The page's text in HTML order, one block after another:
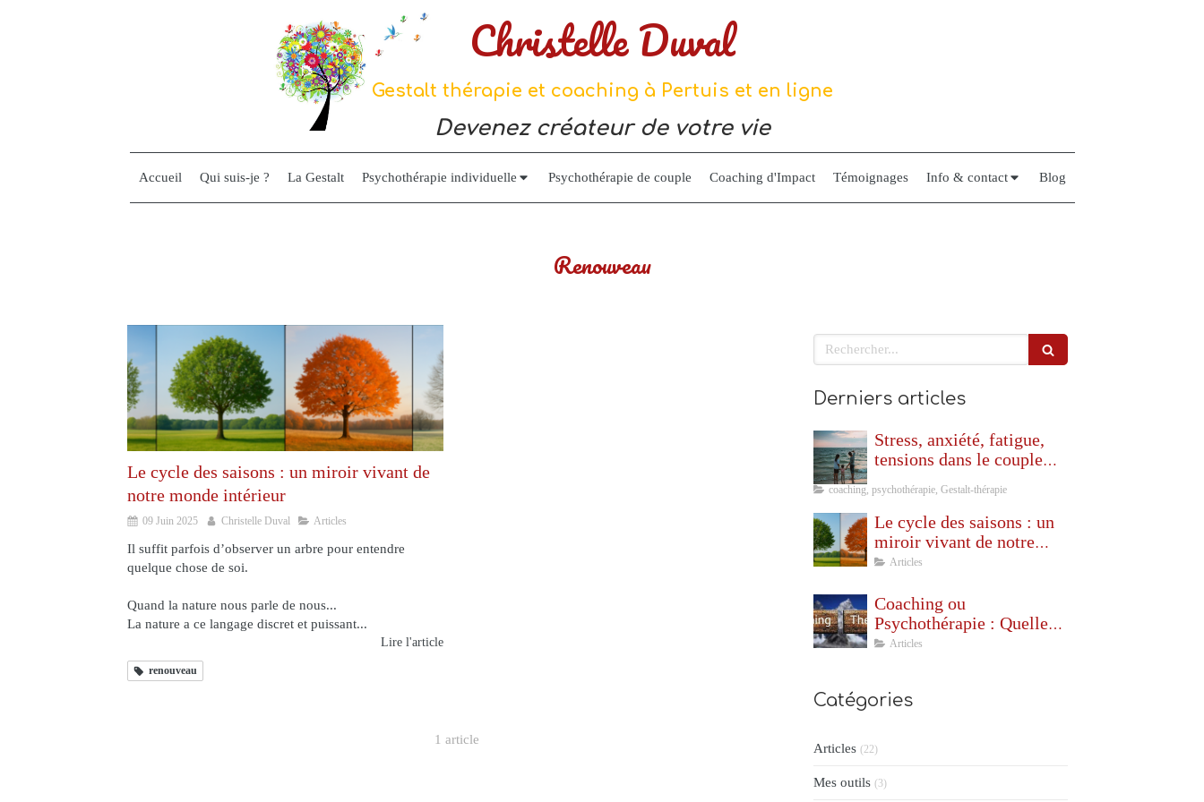
Christelle Duval
Gestalt thérapie et coaching à Pertuis et en ligne
Devenez créateur de votre vie
Accueil Qui suis-je ? La Gestalt Psychothérapie individuelle Psychothérapie de couple Coaching d'Impact Témoignages Info & contact Blog
Renouveau
Le cycle des saisons : un miroir vivant de
notre monde intérieur
09 Juin 2025 Christelle Duval Articles
Il suffit parfois d’observer un arbre pour entendre
quelque chose de soi.
Quand la nature nous parle de nous...
La nature a ce langage discret et puissant...
Lire l'article
renouveau
1 article
Rechercher
Derniers articles
Stress, anxiété, fatigue,
tensions dans le couple…
sont pas toujours
synonymes de repos ?
coaching, psychothérapie, Gestalt-thérapie
Le cycle des saisons : un
miroir vivant de notre
monde intérieur
Articles
Coaching ou
Psychothérapie : Quelle
est la différence ?
Articles
Catégories
Articles (22)
Mes outils (3)